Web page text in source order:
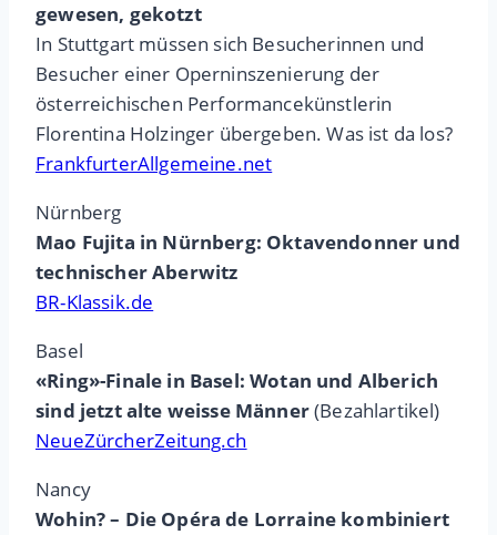
gewesen, gekotzt
In Stuttgart müssen sich Besucherinnen und
Besucher einer Operninszenierung der
österreichischen Performancekünstlerin
Florentina Holzinger übergeben. Was ist da los?
FrankfurterAllgemeine.net
Nürnberg
Mao Fujita in Nürnberg: Oktavendonner und
technischer Aberwitz
BR-Klassik.de
Basel
«Ring»-Finale in Basel: Wotan und Alberich
sind jetzt alte weisse Männer(Bezahlartikel)
NeueZürcherZeitung.ch
Nancy
Wohin? – Die Opéra de Lorraine kombiniert